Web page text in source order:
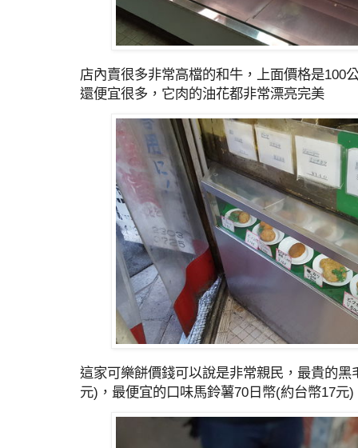
店內賣很多非常高檔的和牛，上面價格是100
還便宜很多，它肉的油花都非常漂亮完美
這家可樂餅價錢可以說是非常親民，最貴的黑
元)，最便宜的口味馬鈴薯70日幣(約台幣17元)